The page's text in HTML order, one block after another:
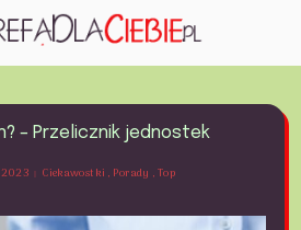
– Przelicznik jednostek
Ciekawostki Porady Top